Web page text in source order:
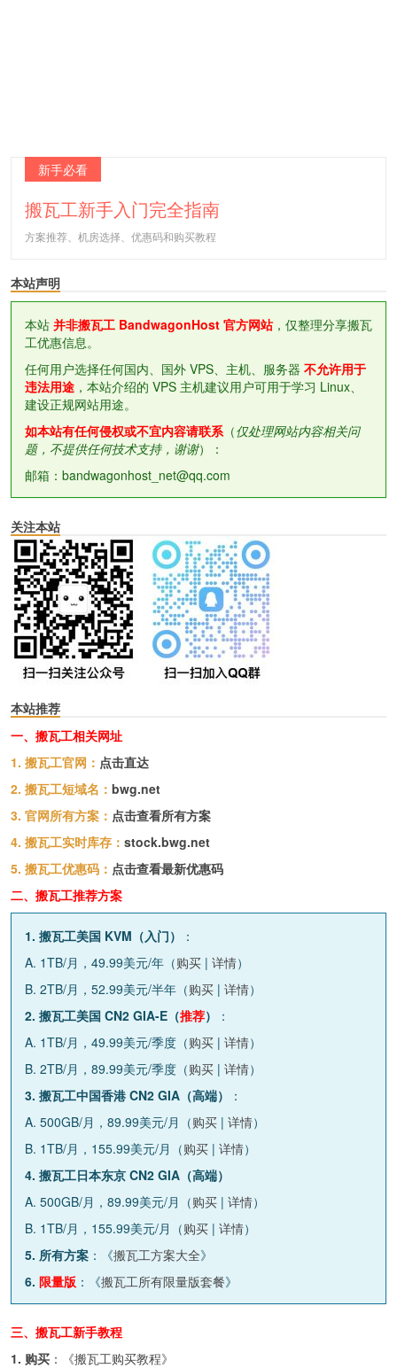
新手必看
搬瓦工新手入门完全指南
方案推荐、机房选择、优惠码和购买教程
本站声明
本站 并非搬瓦工 BandwagonHost 官方网站，仅整理分享搬瓦
工优惠信息。
任何用户选择任何国内、国外 VPS、主机、服务器 不允许用于
违法用途 ，本站介绍的 VPS 主机建议用户可用于学习 Linux、
建设正规网站用途。
如本站有任何侵权或不宜内容请联系（仅处理网站内容相关问
题，不提供任何技术支持，谢谢）：
邮箱：bandwagonhost_net@qq.com
关注本站
本站推荐
一、搬瓦工相关网址
1. 搬瓦工官网： 点击直达
2. 搬瓦工短域名： bwg.net
3. 官网所有方案： 点击查看所有方案
4. 搬瓦工实时库存： stock.bwg.net
5. 搬瓦工优惠码： 点击查看最新优惠码
二、搬瓦工推荐方案
1. 搬瓦工美国 KVM（入门）
：
A. 1TB/月，49.99美元/年（购买 | 详情）
B. 2TB/月，52.99美元/半年（购买 | 详情）
2. 搬瓦工美国 CN2 GIA-E（推荐）
：
A. 1TB/月，49.99美元/季度（购买 | 详情）
B. 2TB/月，89.99美元/季度（购买 | 详情）
3. 搬瓦工中国香港 CN2 GIA（高端）
：
A. 500GB/月，89.99美元/月（购买 | 详情）
B. 1TB/月，155.99美元/月（购买 | 详情）
4. 搬瓦工日本东京 CN2 GIA（高端）
A. 500GB/月，89.99美元/月（购买 | 详情）
B. 1TB/月，155.99美元/月（购买 | 详情）
5. 所有方案 ：《搬瓦工方案大全》
6. 限量版 ：《搬瓦工所有限量版套餐》
三、搬瓦工新手教程
1. 购买 ：《搬瓦工购买教程》